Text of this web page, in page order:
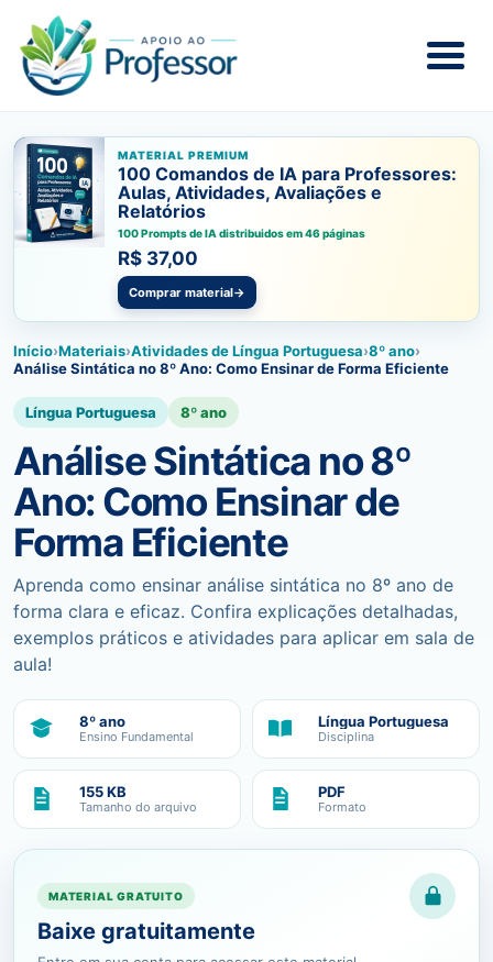
MATERIAL PREMIUM
100 Comandos de IA para Professores:
Aulas, Atividades, Avaliações e
Relatórios
100 Prompts de IA distribuidos em 46 páginas
R$ 37,00
Comprar material→
Início›Materiais›Atividades de Língua Portuguesa›8º ano›
Análise Sintática no 8º Ano: Como Ensinar de Forma Eficiente
Língua Portuguesa 8º ano
Análise Sintática no 8º
Ano: Como Ensinar de
Forma Eficiente
Aprenda como ensinar análise sintática no 8º ano de
forma clara e eficaz. Confira explicações detalhadas,
exemplos práticos e atividades para aplicar em sala de
aula!
8º ano
Ensino Fundamental
Língua Portuguesa
Disciplina
155 KB
Tamanho do arquivo
PDF
Formato
MATERIAL GRATUITO
Baixe gratuitamente